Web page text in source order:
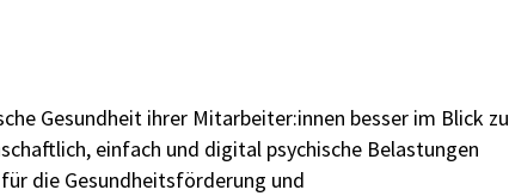
Gesundheit ihrer Mitarbeiter:innen besser im Blick zu
einfach und digital psychische Belastungen
die Gesundheitsförderung und